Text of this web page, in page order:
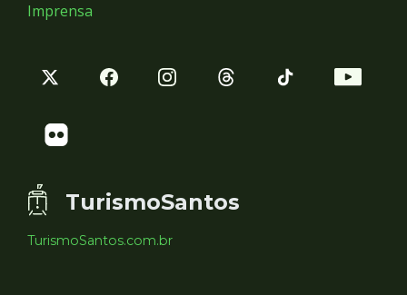
Imprensa
TurismoSantos
TurismoSantos.com.br